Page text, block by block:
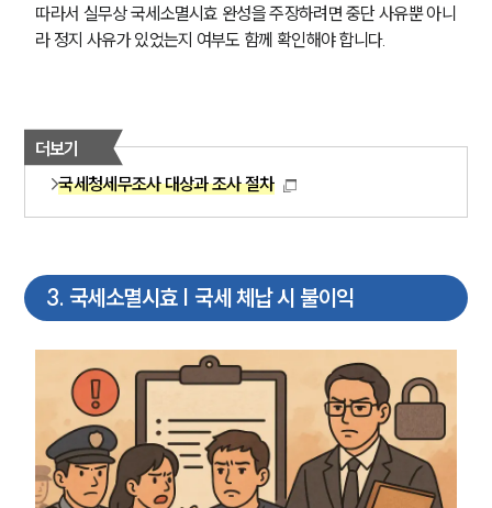
그룹소개
그룹소개
대륜의 강점
오시는 길
글로벌 파트너 로펌
고객의 소리
통합검색
따라서 실무상 국세소멸시효 완성을 주장하려면 중단 사유뿐 아니
라 정지 사유가 있었는지 여부도 함께 확인해야 합니다.
더보기
국세청세무조사 대상과 조사 절차
3. 국세소멸시효 | 국세 체납 시 불이익